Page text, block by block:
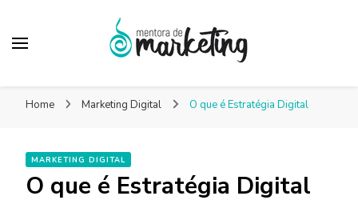
Marketing – Blog
Home Marketing Digital O que é Estratégia Digital
MARKETING DIGITAL
O que é Estratégia Digital